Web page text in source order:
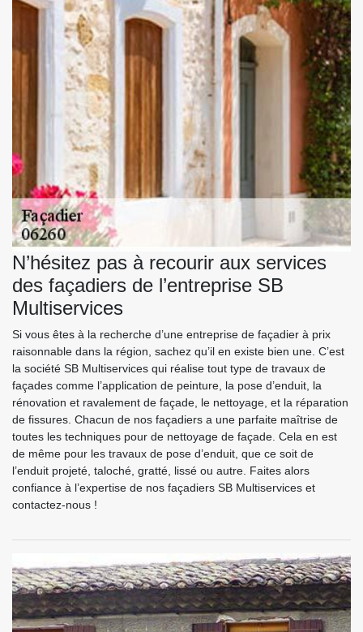
N’hésitez pas à recourir aux services
des façadiers de l’entreprise SB
Multiservices
Si vous êtes à la recherche d’une entreprise de façadier à prix
raisonnable dans la région, sachez qu’il en existe bien une. C’est
la société SB Multiservices qui réalise tout type de travaux de
façades comme l’application de peinture, la pose d’enduit, la
rénovation et ravalement de façade, le nettoyage, et la réparation
de fissures. Chacun de nos façadiers a une parfaite maîtrise de
toutes les techniques pour de nettoyage de façade. Cela en est
de même pour les travaux de pose d’enduit, que ce soit de
l’enduit projeté, taloché, gratté, lissé ou autre. Faites alors
confiance à l’expertise de nos façadiers SB Multiservices et
contactez-nous !